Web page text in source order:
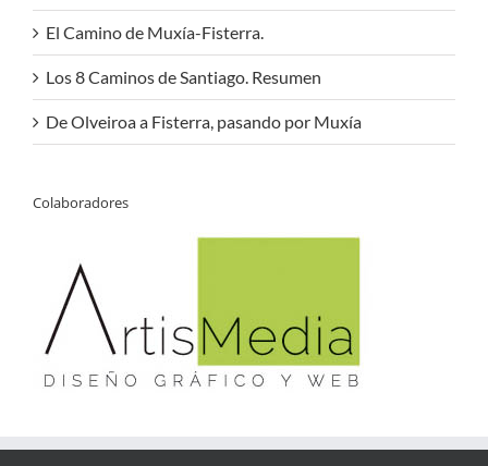
El Camino de Muxía-Fisterra.
Los 8 Caminos de Santiago. Resumen
De Olveiroa a Fisterra, pasando por Muxía
Colaboradores